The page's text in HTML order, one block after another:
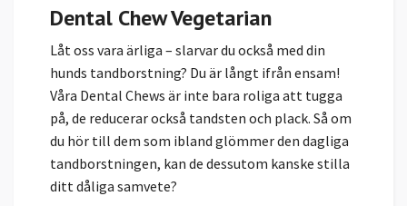
Dental Chew Vegetarian
Låt oss vara ärliga – slarvar du också med din
hunds tandborstning? Du är långt ifrån ensam!
Våra Dental Chews är inte bara roliga att tugga
på, de reducerar också tandsten och plack. Så om
du hör till dem som ibland glömmer den dagliga
tandborstningen, kan de dessutom kanske stilla
ditt dåliga samvete?